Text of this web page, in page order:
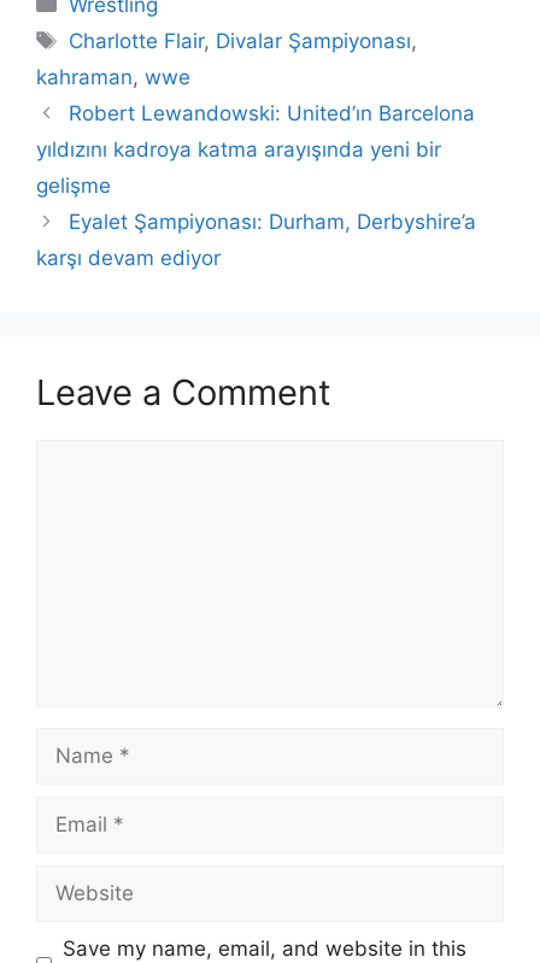
Wrestling
Tags
Charlotte Flair, Divalar Şampiyonası,
kahraman, wwe
Robert Lewandowski: United’ın Barcelona
yıldızını kadroya katma arayışında yeni bir
gelişme
Eyalet Şampiyonası: Durham, Derbyshire’a
karşı devam ediyor
Leave a Comment
Name
Email
Website
Save my name, email, and website in this